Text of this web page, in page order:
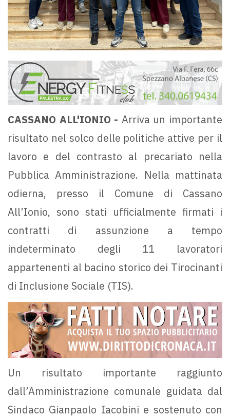
CASSANO ALL'IONIO - Arriva un importante
risultato nel solco delle politiche attive per il
lavoro e del contrasto al precariato nella
Pubblica Amministrazione. Nella mattinata
odierna, presso il Comune di Cassano
All’Ionio, sono stati ufficialmente firmati i
contratti di assunzione a tempo
indeterminato degli 11 lavoratori
appartenenti al bacino storico dei Tirocinanti
di Inclusione Sociale (TIS).
Un risultato importante raggiunto
dall’Amministrazione comunale guidata dal
Sindaco Gianpaolo Iacobini e sostenuto con